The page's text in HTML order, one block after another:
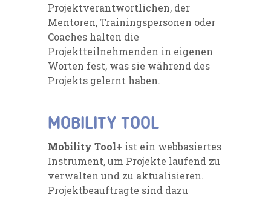
Projektverantwortlichen, der
Mentoren, Trainingspersonen oder
Coaches halten die
Projektteilnehmenden in eigenen
Worten fest, was sie während des
Projekts gelernt haben.
MOBILITY TOOL
Mobility Tool+ ist ein webbasiertes
Instrument, um Projekte laufend zu
verwalten und zu aktualisieren.
Projektbeauftragte sind dazu